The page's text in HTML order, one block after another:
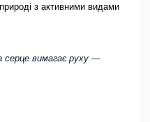
з активними видами
серце вимагає руху —